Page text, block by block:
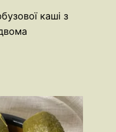
каші з